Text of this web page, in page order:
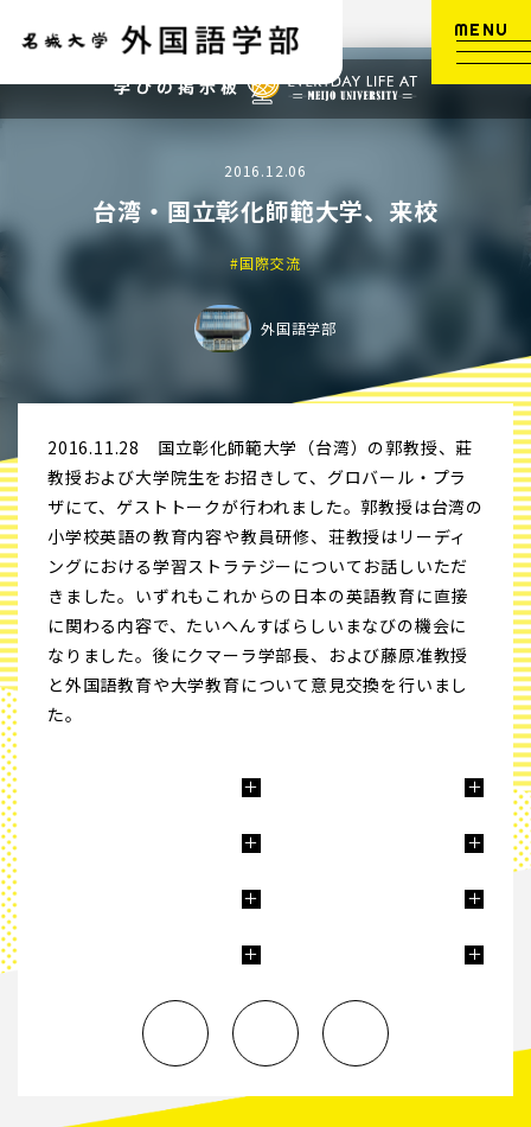
MENU
2016.12.06
台湾・国立彰化師範大学、来校
#国際交流
外国語学部
2016.11.28 国立彰化師範大学（台湾）の郭教授、莊
教授および大学院生をお招きして、グロバール・プラ
ザにて、ゲストトークが行われました。郭教授は台湾の
小学校英語の教育内容や教員研修、荘教授はリーディ
ングにおける学習ストラテジーについてお話しいただ
きました。いずれもこれからの日本の英語教育に直接
に関わる内容で、たいへんすばらしいまなびの機会に
なりました。後にクマーラ学部長、および藤原准教授
と外国語教育や大学教育について意見交換を行いまし
た。